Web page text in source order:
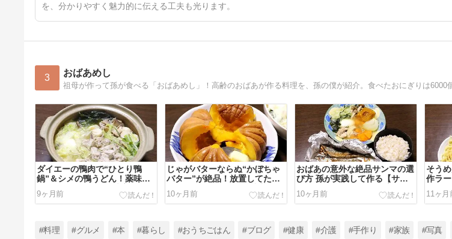
を、分かりやすく魅力的に伝える工夫も光ります。
3 おばあめし
ダイエーの鴨肉で“ひとり鴨
鍋”＆シメの鴨うどん！薬味は
パクチーでタイ風に味変
9ヶ月前
じゃがバターならぬ“かぼちゃ
バター”が絶品！放置してたら
ハロウィン色になった小菊かぼ
ちゃで作る
10ヶ月前
おばあの意外な絶品サンマの選
び方 孫が実践して作る【サン
マの塩焼きと塩麹スープ』
10ヶ月前
そう
作ラ
11ヶ月
#料理 #グルメ #本 #暮らし #おうちごはん #ブログ #健康 #介護 #手作り #家族 #写真